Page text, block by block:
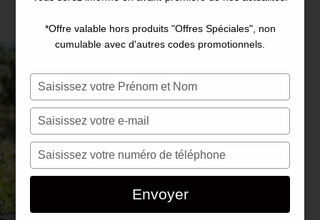
*Offre valable hors produits "Offres Spéciales", non
cumulable avec d'autres codes promotionnels.
Saisissez
votre
nom
Saisissez
votre
e-
mail
Saisissez
votre
numéro
téléphone
Envoyer